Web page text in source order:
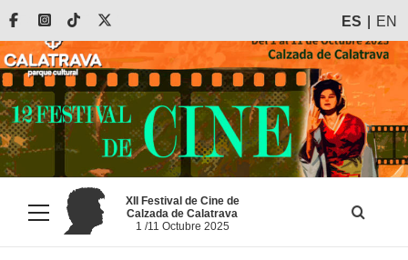
Saltar
contenido
FacebookInstagram
Tiktok ES EN
Menú
principal
XII Festival de Cine de
Calzada de Calatrava
1 /11 Octubre 2025